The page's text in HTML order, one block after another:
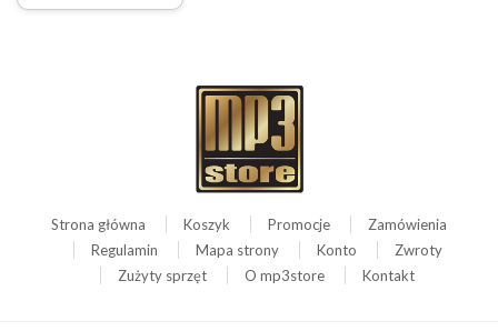
Strona główna Koszyk Promocje
Zamówienia
Regulamin
Mapa strony Konto
Zwroty
Zużyty sprzęt
O mp3store Kontakt